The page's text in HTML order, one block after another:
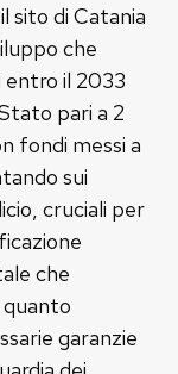
sito di Catania
che
entro il 2033
pari a 2
fondi messi a
sui
cruciali per
che
quanto
garanzie